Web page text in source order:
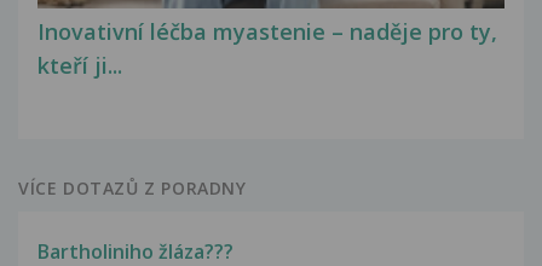
Inovativní léčba myastenie – naděje pro ty,
kteří ji...
VÍCE DOTAZŮ Z PORADNY
Bartholiniho žláza???